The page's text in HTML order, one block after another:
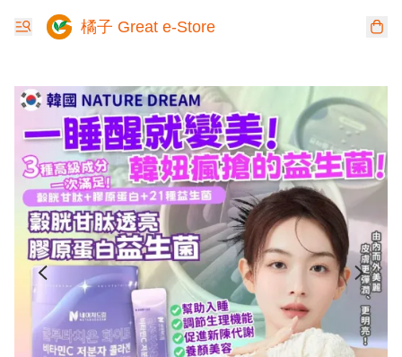
橘子 Great e-Store